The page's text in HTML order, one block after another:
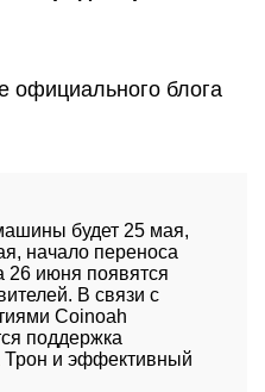
официального блога
будет 25 мая,
начало переноса
26 июня появятся
В связи с
Coinoah
поддержка
Трон и эффективный